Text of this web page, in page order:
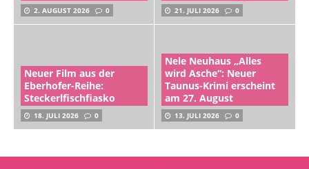
2. AUGUST 2026 0 21. JULI 2026 0
Neuer Film aus der
Eberhofer-Reihe:
Steckerlfischfiasko
18. JULI 2026 0
Nele Neuhaus „Alles
wird Asche“: Neuer
Taunus-Krimi erscheint
am 27. August
13. JULI 2026 0